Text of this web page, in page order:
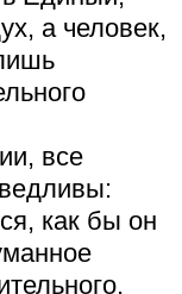
а человек,
все
как бы он